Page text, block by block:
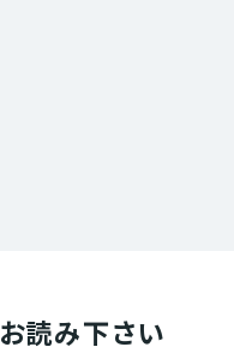
お読み下さい